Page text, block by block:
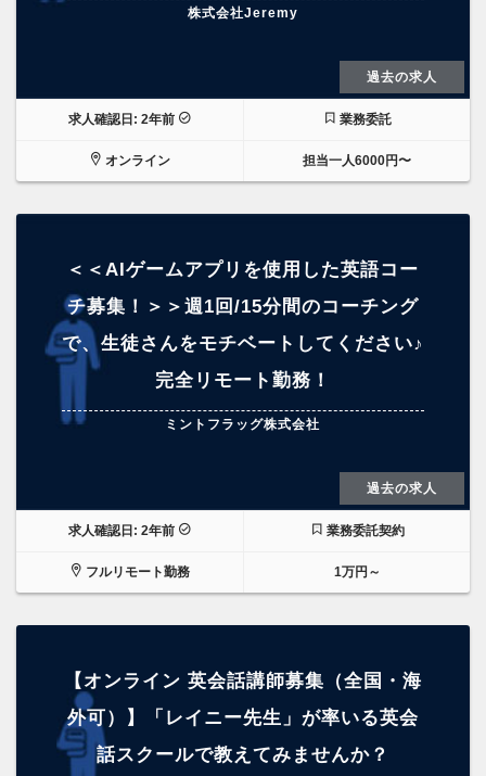
株式会社Jeremy
過去の求人
求人確認日: 2年前 業務委託
オンライン 担当一人6000円〜
＜＜AIゲームアプリを使用した英語コー
チ募集！＞＞週1回/15分間のコーチング
で、生徒さんをモチベートしてください♪
完全リモート勤務！
ミントフラッグ株式会社
過去の求人
求人確認日: 2年前 業務委託契約
フルリモート勤務 1万円～
【オンライン 英会話講師募集（全国・海
外可）】「レイニー先生」が率いる英会
話スクールで教えてみませんか？